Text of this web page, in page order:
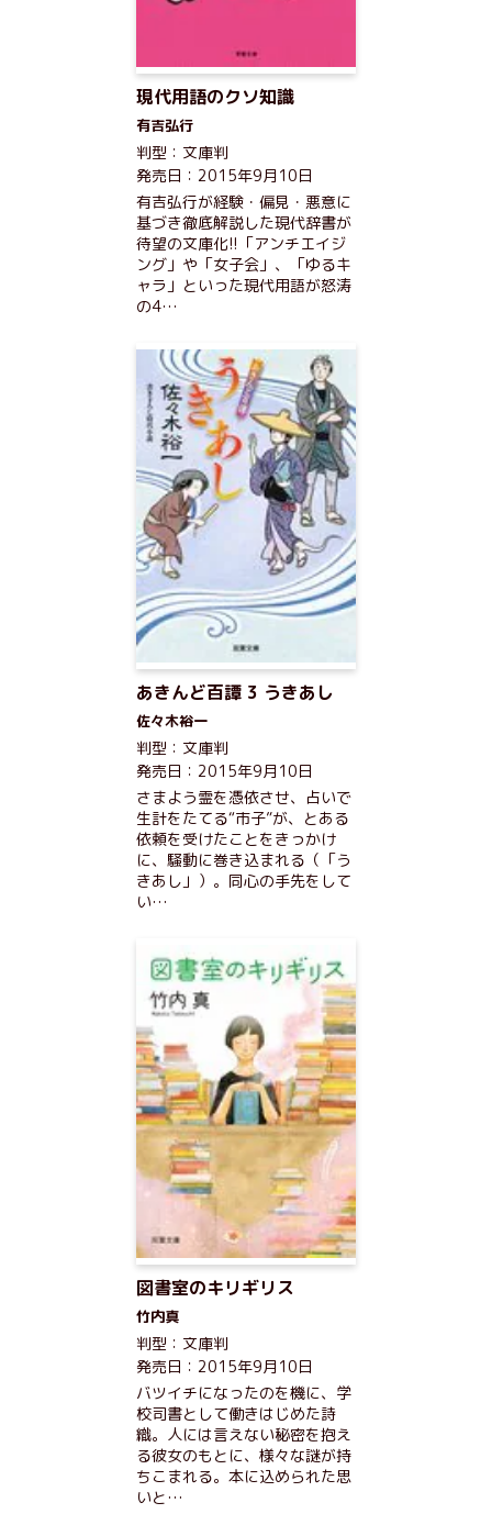
現代用語のクソ知識
有吉弘行
判型：文庫判
発売日：2015年9月10日
有吉弘行が経験・偏見・悪意に
基づき徹底解説した現代辞書が
待望の文庫化!!「アンチエイジ
ング」や「女子会」、「ゆるキ
ャラ」といった現代用語が怒涛
の4…
あきんど百譚 3 うきあし
佐々木裕一
判型：文庫判
発売日：2015年9月10日
さまよう霊を憑依させ、占いで
生計をたてる“市子”が、とある
依頼を受けたことをきっかけ
に、騒動に巻き込まれる（「う
きあし」）。同心の手先をして
い…
図書室のキリギリス
竹内真
判型：文庫判
発売日：2015年9月10日
バツイチになったのを機に、学
校司書として働きはじめた詩
織。人には言えない秘密を抱え
る彼女のもとに、様々な謎が持
ちこまれる。本に込められた思
いと…